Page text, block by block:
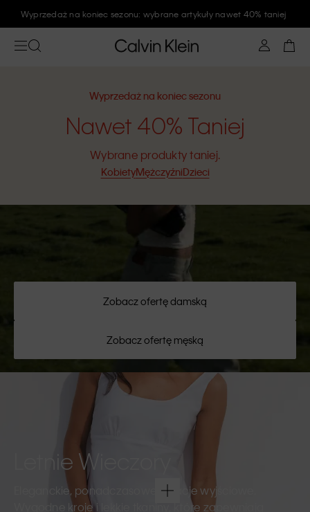
Wyprzedaż na koniec sezonu: wybrane artykuły nawet 40% taniej
Wyprzedaż na koniec sezonu
Nawet 40% Taniej
Wybrane produkty taniej.
KobietyMężczyźniDzieci
Zobacz ofertę damską
Zobacz ofertę męską
Letnie Wieczory
Eleganckie, ponadczasowe kreacje wyjściowe.
Wygodne kroje i lekkie tkaniny, które zapewniają